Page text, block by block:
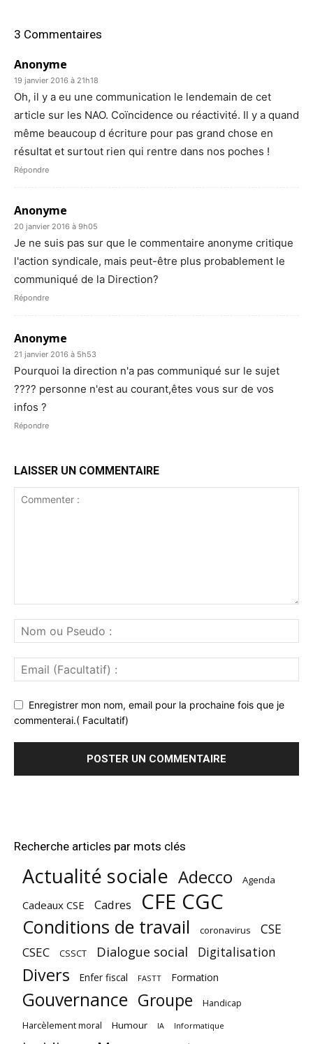
3 Commentaires
Anonyme
19 janvier 2016 à 21h18
Oh, il y a eu une communication le lendemain de cet
article sur les NAO. Coïncidence ou réactivité. Il y a quand
même beaucoup d écriture pour pas grand chose en
résultat et surtout rien qui rentre dans nos poches !
Répondre
Anonyme
20 janvier 2016 à 9h05
Je ne suis pas sur que le commentaire anonyme critique
l'action syndicale, mais peut-être plus probablement le
communiqué de la Direction?
Répondre
Anonyme
21 janvier 2016 à 5h53
Pourquoi la direction n'a pas communiqué sur le sujet
???? personne n'est au courant,êtes vous sur de vos
infos ?
Répondre
LAISSER UN COMMENTAIRE
Enregistrer mon nom, email pour la prochaine fois que je
commenterai.( Facultatif)
Recherche articles par mots clés
Actualité sociale Adecco Agenda
Cadeaux CSE Cadres CFE CGC
Conditions de travail coronavirus CSE
CSEC CSSCT Dialogue social Digitalisation
Divers Enfer fiscal FASTT Formation
Gouvernance Groupe Handicap
Harcèlement moral Humour IA Informatique